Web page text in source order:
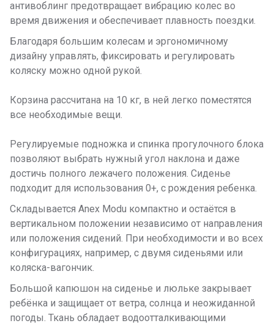
антивоблинг предотвращает вибрацию колес во
время движения и обеспечивает плавность поездки.
Благодаря большим колесам и эргономичному
дизайну управлять, фиксировать и регулировать
коляску можно одной рукой.
Корзина рассчитана на 10 кг, в ней легко поместятся
все необходимые вещи.
Регулируемые подножка и спинка прогулочного блока
позволяют выбрать нужный угол наклона и даже
достичь полного лежачего положения. Сиденье
подходит для использования 0+, с рождения ребенка.
Складывается Anex Modu компактно и остаётся в
вертикальном положении независимо от направления
или положения сидений. При необходимости и во всех
конфигурациях, например, с двумя сиденьями или
коляска-вагончик.
Большой капюшон на сиденье и люльке закрывает
ребёнка и защищает от ветра, солнца и неожиданной
погоды. Ткань обладает водоотталкивающими